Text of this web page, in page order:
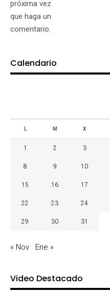
próxima vez
que haga un
comentario.
Calendario
L M X
1 2 3
8 9 10
15 16 17
22 23 24
29 30 31
« Nov Ene »
Video Destacado